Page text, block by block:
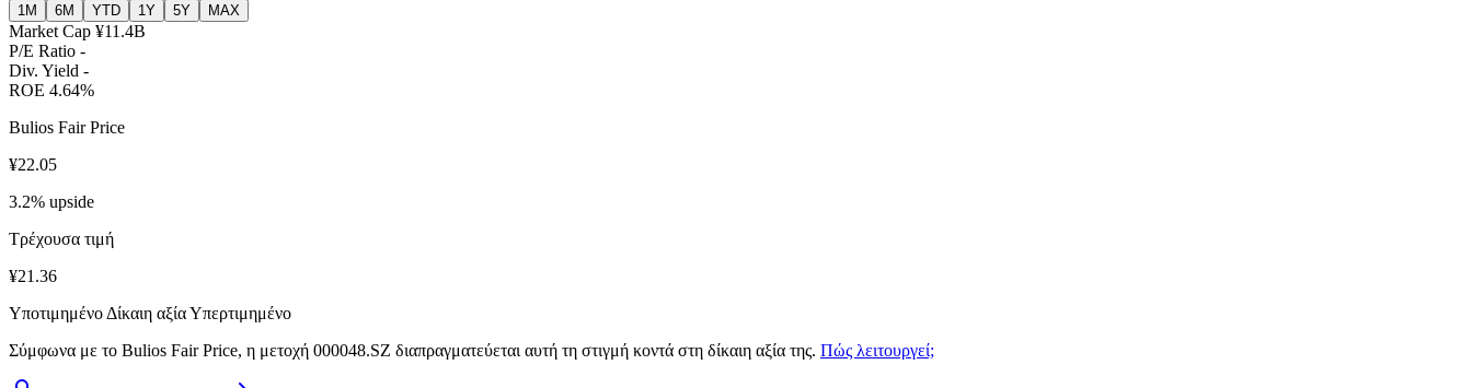
1M 6M YTD 1Y 5Y MAX
Market Cap ¥11.4B
P/E Ratio -
Div. Yield -
ROE 4.64%
Bulios Fair Price
¥22.05
3.2% upside
Τρέχουσα τιμή
¥21.36
Υποτιμημένο Δίκαιη αξίαΥπερτιμημένο
Σύμφωνα με το Bulios Fair Price, η μετοχή 000048.SZ διαπραγματεύεται αυτή τη στιγμή κοντά στη δίκαιη αξία της. Πώς λειτουργεί;